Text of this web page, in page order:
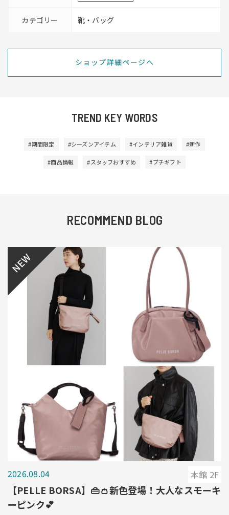
カテゴリー 靴・バッグ
ショップ詳細ページへ
TREND KEY WORDS
#期間限定 #シーズンアイテム #インテリア雑貨 #新作
#商品情報 #スタッフおすすめ #プチギフト
RECOMMEND BLOG
NEW
2026.08.04 本館 2F
【PELLE BORSA】👜👛新色登場！大人なスモーキ
ーピンク💕